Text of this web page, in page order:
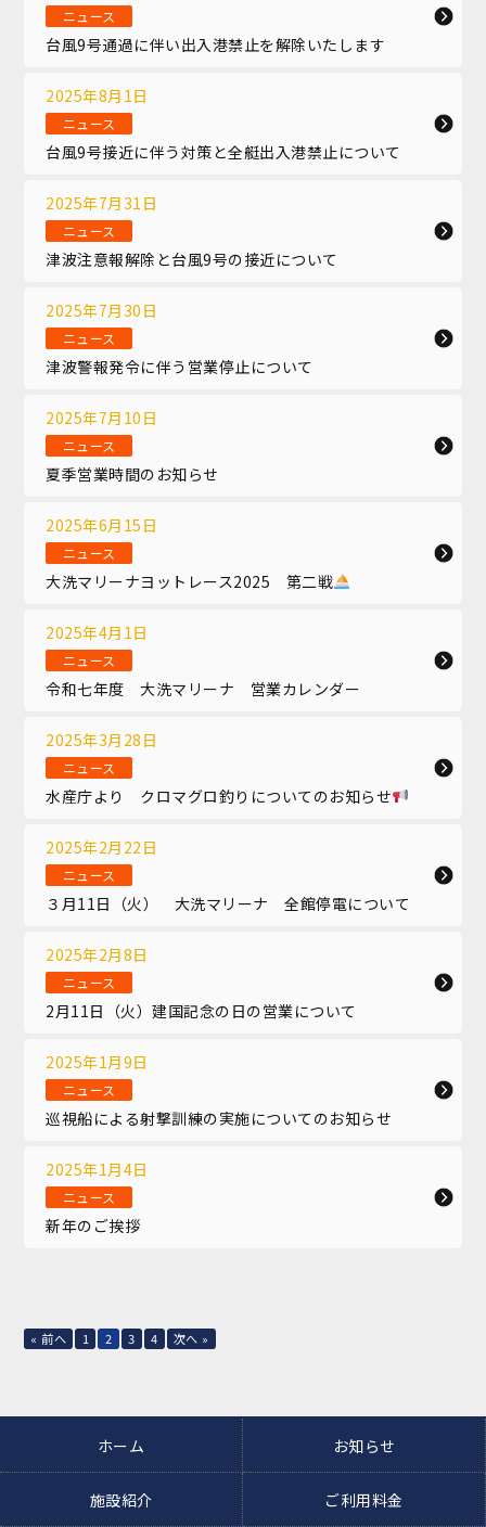
ニュース
台風9号通過に伴い出入港禁止を解除いたします
2025年8月1日
ニュース
台風9号接近に伴う対策と全艇出入港禁止について
2025年7月31日
ニュース
津波注意報解除と台風9号の接近について
2025年7月30日
ニュース
津波警報発令に伴う営業停止について
2025年7月10日
ニュース
夏季営業時間のお知らせ
2025年6月15日
ニュース
大洗マリーナヨットレース2025 第二戦
2025年4月1日
ニュース
令和七年度 大洗マリーナ 営業カレンダー
2025年3月28日
ニュース
水産庁より クロマグロ釣りについてのお知らせ
2025年2月22日
ニュース
３月11日（火） 大洗マリーナ 全館停電について
2025年2月8日
ニュース
2月11日（火）建国記念の日の営業について
2025年1月9日
ニュース
巡視船による射撃訓練の実施についてのお知らせ
2025年1月4日
ニュース
新年のご挨拶
« 前へ 1 2 3 4 次へ »
ホーム お知らせ
施設紹介 ご利用料金